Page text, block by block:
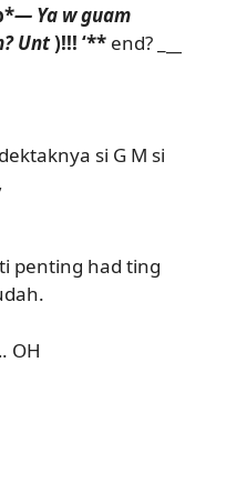
— Ya w guam
Unt)!!! ‘** end? _
si G M si
penting had ting
OH